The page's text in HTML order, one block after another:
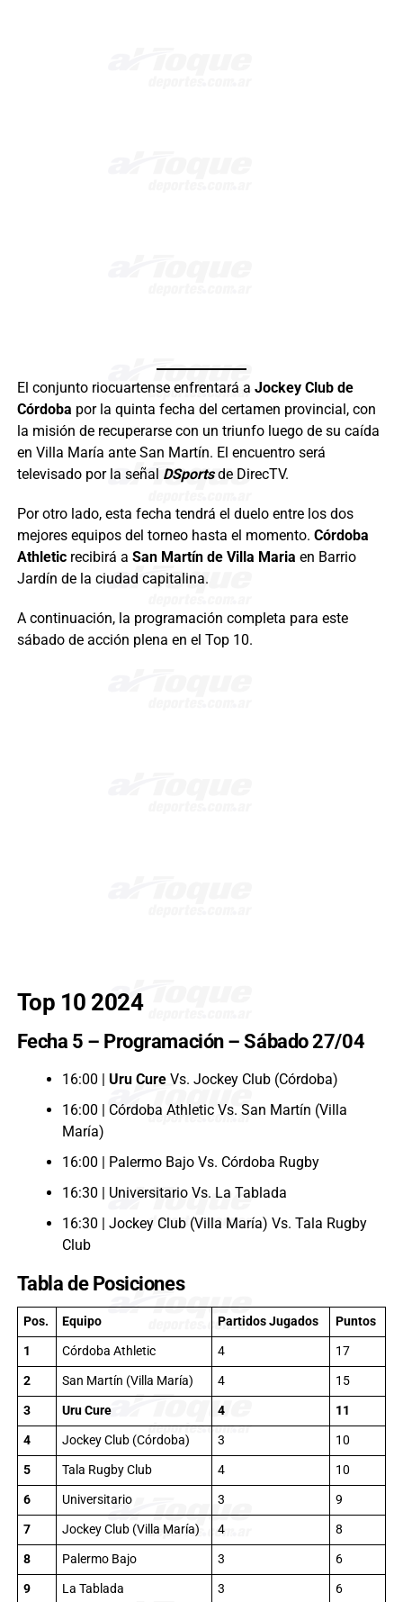
El conjunto riocuartense enfrentará a Jockey Club de
Córdoba por la quinta fecha del certamen provincial, con
la misión de recuperarse con un triunfo luego de su caída
en Villa María ante San Martín. El encuentro será
televisado por la señal DSportsde DirecTV.
Por otro lado, esta fecha tendrá el duelo entre los dos
mejores equipos del torneo hasta el momento. Córdoba
Athletic recibirá a San Martín de Villa Maria en Barrio
Jardín de la ciudad capitalina.
A continuación, la programación completa para este
sábado de acción plena en el Top 10.
Top 10 2024
Fecha 5 – Programación – Sábado 27/04
16:00 | Uru Cure Vs. Jockey Club (Córdoba)
16:00 | Córdoba Athletic Vs. San Martín (Villa
María)
16:00 | Palermo Bajo Vs. Córdoba Rugby
16:30 | Universitario Vs. La Tablada
16:30 | Jockey Club (Villa María) Vs. Tala Rugby
Club
Tabla de Posiciones
Pos. Equipo Partidos Jugados
Puntos
1
Córdoba Athletic 4
17
2
San Martín (Villa María) 4
15
3
Uru Cure 4
11
4
Jockey Club (Córdoba) 3
10
5
Tala Rugby Club 4
10
6
Universitario 3
9
7
Jockey Club (Villa María) 4
8
8
Palermo Bajo 3
6
9
La Tablada 3 6